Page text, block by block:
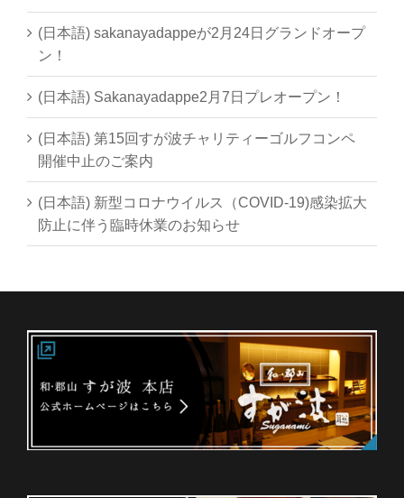
(日本語) sakanayadappeが2月24日グランドオープ
ン！
(日本語) Sakanayadappe2月7日プレオープン！
(日本語) 第15回すが波チャリティーゴルフコンペ
開催中止のご案内
(日本語) 新型コロナウイルス（COVID-19)感染拡大
防止に伴う臨時休業のお知らせ